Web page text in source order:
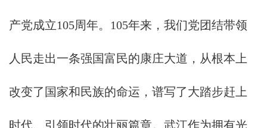
产党成立105周年。105年来，我们党团结带领
人民走出一条强国富民的康庄大道，从根本上
改变了国家和民族的命运，谱写了大踏步赶上
时代、引领时代的壮丽篇章。武江作为拥有光